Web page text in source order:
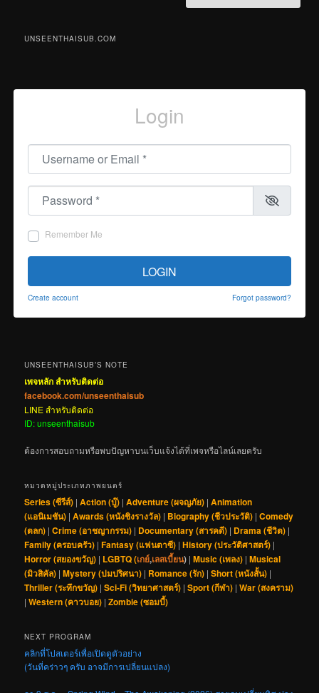
UNSEENTHAISUB.COM
Login
Username or Email
Password
Remember Me
LOGIN
Create account Forgot password?
UNSEENTHAISUB’S NOTE
เพจหลัก สำหรับติดต่อ
facebook.com/unseenthaisub
LINE สำหรับติดต่อ
ID: unseenthaisub
ต้องการสอบถามหรือพบปัญหาบนเว็บแจ้งได้ที่เพจหรือไลน์เลยครับ
หมวดหมู่ประเภทภาพยนตร์
Series (ซีรีส์) |Action (บู๊) |Adventure (ผจญภัย) |Animation
(แอนิเมชัน) |Awards (หนังชิงรางวัล) | Biography (ชีวประวัติ) |Comedy
(ตลก) |Crime (อาชญากรรม) | Documentary (สารคดี) | Drama (ชีวิต) |
Family (ครอบครัว) |Fantasy (แฟนตาซี) |History (ประวัติศาสตร์) |
Horror (สยองขวัญ) | LGBTQ (เกย์,เลสเบี้ยน) |Music (เพลง) |Musical
(มิวสิคัล) |Mystery (ปมปริศนา) | Romance (รัก) |Short (หนังสั้น) |
Thriller (ระทึกขวัญ) |Sci-Fi (วิทยาศาสตร์) |Sport (กีฬา) |War (สงคราม)
|Western (คาวบอย) |Zombie (ซอมบี้)
NEXT PROGRAM
คลิกที่โปสเตอร์เพื่อเปิดดูตัวอย่าง
(วันที่คร่าวๆ ครับ อาจมีการเปลี่ยนแปลง)